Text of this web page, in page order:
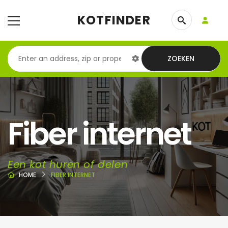
KOTFINDER
ZOEKEN
Fiber internet
Een kot huren of delen
HOME FIBER INTERNET